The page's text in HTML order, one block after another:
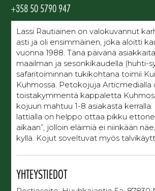
+358 50 5790 947
Lassi Rautiainen on valokuvannut
asti ja oli ensimmäinen, joka aloitti
vuonna 1988. Tänä päivänä
maailman ja sesonkikaudella (huhti-
safaritoiminnan tukikohtana toimii
Kuhmossa. Petokojuja Articmedialla
toistakymmentä kappaletta
kojuun mahtuu 1-8 asiakasta
lattialla on helppo ottaa pikku
aikaan”, jolloin eläimiä ei niinkään
kyllä. Kojut soveltuvat myös
YHTEYSTIEDOT